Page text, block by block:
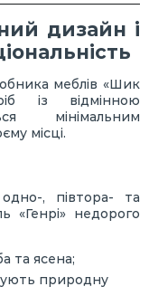
дизайн і
меблів «Шик
із відмінною
мінімальним
місці.
, півтора- та
«Генрі» недорого
та ясена;
природну